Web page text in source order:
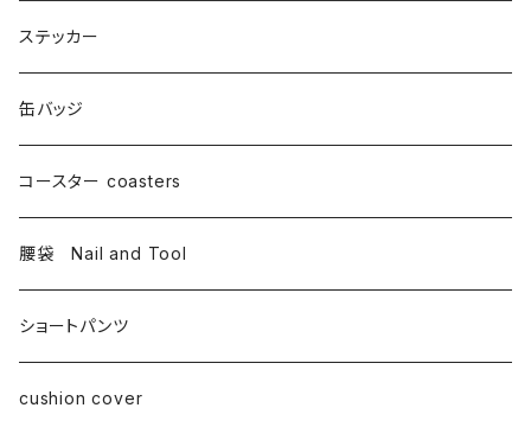
ステッカー
缶バッジ
コースター coasters
腰袋 Nail and Tool
ショートパンツ
cushion cover